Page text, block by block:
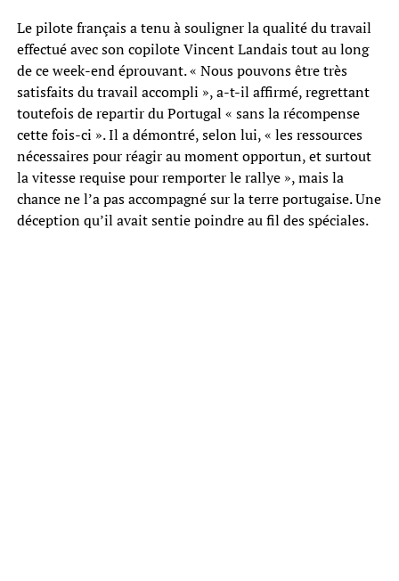
Le pilote français a tenu à souligner la qualité du travail
effectué avec son copilote Vincent Landais tout au long
de ce week-end éprouvant. « Nous pouvons être très
satisfaits du travail accompli », a-t-il affirmé, regrettant
toutefois de repartir du Portugal « sans la récompense
cette fois-ci ». Il a démontré, selon lui, « les ressources
nécessaires pour réagir au moment opportun, et surtout
la vitesse requise pour remporter le rallye », mais la
chance ne l’a pas accompagné sur la terre portugaise. Une
déception qu’il avait sentie poindre au fil des spéciales.